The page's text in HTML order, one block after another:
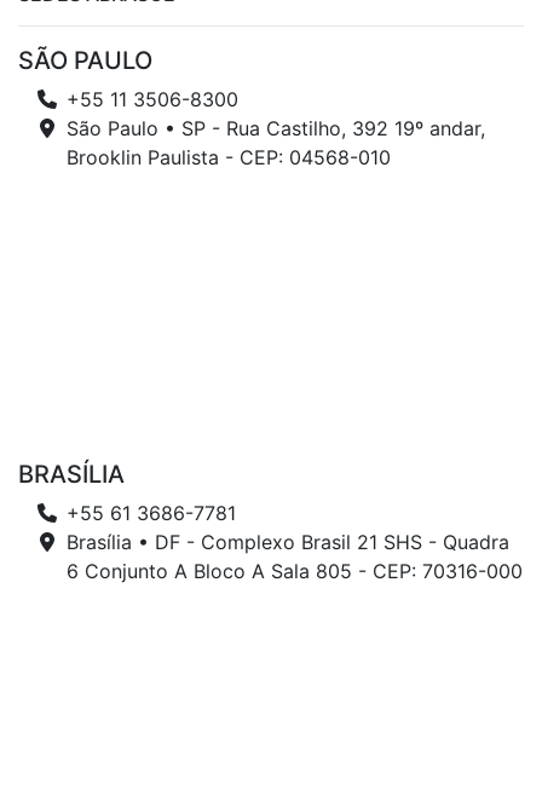
SÃO PAULO
+55 11 3506-8300
São Paulo • SP - Rua Castilho, 392 19º andar,
Brooklin Paulista - CEP: 04568-010
BRASÍLIA
+55 61 3686-7781
Brasília • DF - Complexo Brasil 21 SHS - Quadra
6 Conjunto A Bloco A Sala 805 - CEP: 70316-000